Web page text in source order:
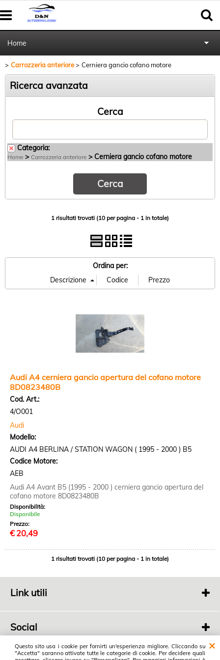
Questo sito usa i cookie per fornirti un'esperienza migliore. Cliccando su
"Accetta" saranno attivate tutte le categorie di cookie. Per decidere quali
Home
Autoricambi
Carrozzeria anteriore Cerniera gancio cofano motore
Ricerca avanzata
Cerca
Categoria:
Home > Carrozzeria anteriore > Cerniera gancio cofano motore
1 risultati trovati (10 per pagina - 1 in totale)
Ordina per:
Audi A4 cerniera gancio apertura del cofano motore
8D0823480B
Cod. Art.:
4/O001
Audi
Modello:
AUDI A4 BERLINA / STATION WAGON ( 1995 - 2000 ) B5
Codice Motore:
AEB
Audi A4 Avant B5 (1995 - 2000 ) cerniera gancio apertura del
cofano motore 8D0823480B
Disponibilità:
Disponibile
Prezzo:
€ 20,49
1 risultati trovati (10 per pagina - 1 in totale)
Link utili
Social